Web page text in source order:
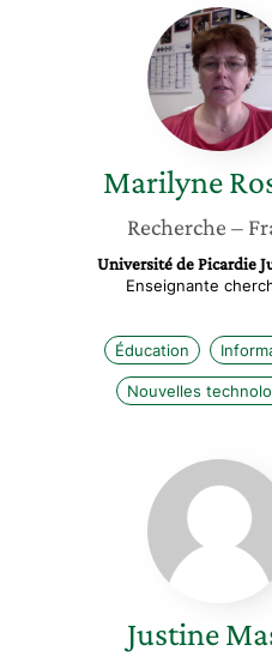
Marilyne
Recherche –
Université de Picardie
Enseignante
Éducation
Nouvelles
Justine
Massu
Justine